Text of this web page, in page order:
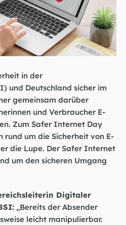
in der
und Deutschland sicher im
gemeinsam darüber
und Verbraucher E-
Zum Safer Internet Day
rund um die Sicherheit von E-
die Lupe. Der Safer Internet
um den sicheren Umgang
Digitaler
„Bereits der Absender
leicht manipulierbar.